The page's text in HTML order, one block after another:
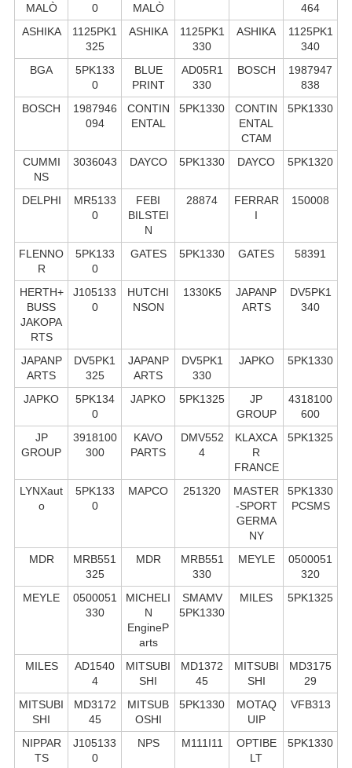
MALÒ
0
MALÒ
464
ASHIKA
1125PK1
325
ASHIKA
1125PK1
330
ASHIKA
1125PK1
340
BGA
5PK133
0
BLUE
PRINT
AD05R1
330
BOSCH
1987947
838
BOSCH
1987946
094
CONTIN
ENTAL
5PK1330
CONTIN
ENTAL
CTAM
5PK1330
CUMMI
NS
3036043 DAYCO 5PK1330 DAYCO 5PK1320
DELPHI
MR5133
0
FEBI
BILSTEI
N
28874
FERRAR
I
150008
FLENNO
R
5PK133
0
GATES 5PK1330 GATES 58391
HERTH+
BUSS
JAKOPA
RTS
J105133
0
HUTCHI
NSON
1330K5
JAPANP
ARTS
DV5PK1
340
JAPANP
ARTS
DV5PK1
325
JAPANP
ARTS
DV5PK1
330
JAPKO 5PK1330
JAPKO
5PK134
0
JAPKO 5PK1325
JP
GROUP
4318100
600
JP
GROUP
3918100
300
KAVO
PARTS
DMV552
4
KLAXCA
R
FRANCE
5PK1325
LYNXaut
o
5PK133
0
MAPCO 251320
MASTER
-SPORT
GERMA
NY
5PK1330
PCSMS
MDR
MRB551
325
MDR
MRB551
330
MEYLE
0500051
320
MEYLE
0500051
330
MICHELI
N
EngineP
arts
SMAMV
5PK1330
MILES 5PK1325
MILES
AD1540
4
MITSUBI
SHI
MD1372
45
MITSUBI
SHI
MD3175
29
MITSUBI
SHI
MD3172
45
MITSUB
OSHI
5PK1330
MOTAQ
UIP
VFB313
NIPPAR
TS
J105133
0
NPS M111I11
OPTIBE
LT
5PK1330